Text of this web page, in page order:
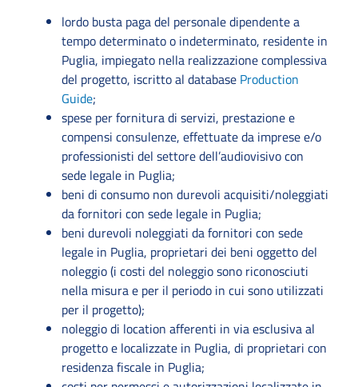
lordo busta paga del personale dipendente a
tempo determinato o indeterminato, residente in
Puglia, impiegato nella realizzazione complessiva
del progetto, iscritto al database Production
Guide;
spese per fornitura di servizi, prestazione e
compensi consulenze, effettuate da imprese e/o
professionisti del settore dell’audiovisivo con
sede legale in Puglia;
beni di consumo non durevoli acquisiti/noleggiati
da fornitori con sede legale in Puglia;
beni durevoli noleggiati da fornitori con sede
legale in Puglia, proprietari dei beni oggetto del
noleggio (i costi del noleggio sono riconosciuti
nella misura e per il periodo in cui sono utilizzati
per il progetto);
noleggio di location afferenti in via esclusiva al
progetto e localizzate in Puglia, di proprietari con
residenza fiscale in Puglia;